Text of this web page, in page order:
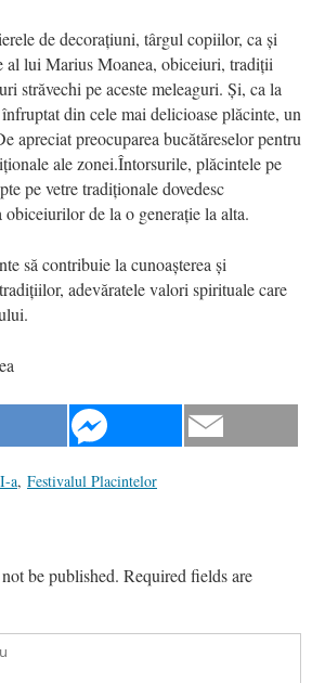
de decorațiuni, târgul copiilor, ca și
al lui Marius Moanea, obiceiuri, tradiții
străvechi pe aceste meleaguri. Și, ca la
înfruptat din cele mai delicioase plăcinte, un
apreciat preocuparea bucătăreselor pentru
ale zonei.Întorsurile, plăcintele pe
pe vetre tradiționale dovedesc
obiceiurilor de la o generație la alta.
să contribuie la cunoașterea și
adevăratele valori spirituale care
a, Festivalul Placintelor
be published. Required fields are